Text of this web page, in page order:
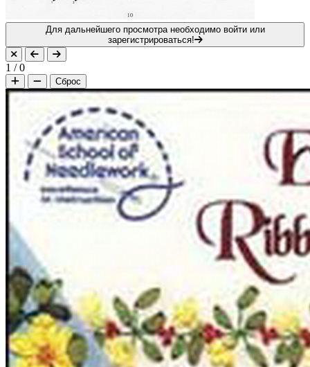
Для дальнейшего просмотра необходимо войти или
зарегистрироваться!
1 /0
Сброс